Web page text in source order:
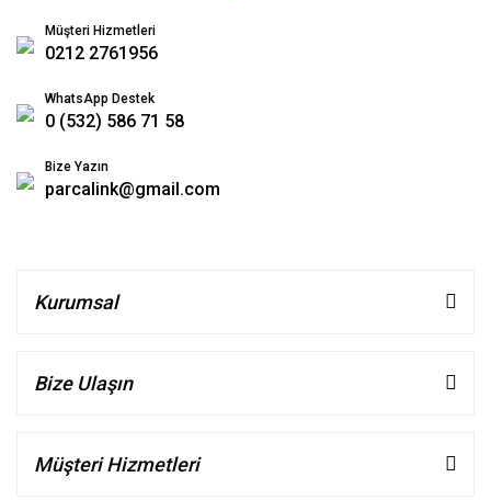
Müşteri Hizmetleri
0212 2761956
WhatsApp Destek
0 (532) 586 71 58
Bize Yazın
parcalink@gmail.com
Kurumsal
Bize Ulaşın
Müşteri Hizmetleri